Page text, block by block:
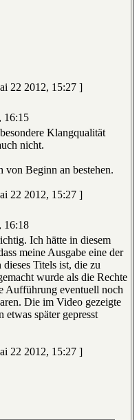
22 2012, 15:27 ]
16:15
Klangqualität
nicht.
von Beginn an bestehen.
22 2012, 15:27 ]
16:18
Ich hätte in diesem
meine Ausgabe eine der
dieses Titels ist, die zu
wurde als die Rechte
Aufführung eventuell noch
Die im Video gezeigte
etwas später gepresst
22 2012, 15:27 ]